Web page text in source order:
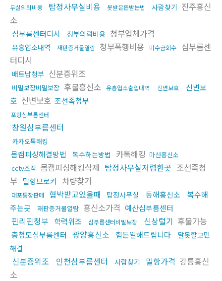
무실의뢰비용
탐정사무실비용 못받은돈받는법 사람찾기 진주흥신
소
심부름센터디시 청부의뢰비용 청부업체가격
유흥업소내역 재판증거물열람 청부폭행비용 미수금회수
심부름센
터디시
배트남청부 신분증위조
비밀보장비밀보장 후불흥신소 유흥업소출입내역 신변보호
신변보
호 신변보호 조선족청부
포항심부름센터
창원심부름센터
카카오톡해킹
몸캠피싱해결방법 복수하는방법 카톡해킹 마산흥신소
cctv조작 몸캠피싱해킹삭제 탐정사무실저렴한곳 조선족청
부 밀항브로커 차량찾기
대포통장판매 협박받고있을때 탐정사무실 동해흥신소
복수해
주는곳
재판증거물열람 흥신소가격 예산심부름센터
핀리핀청부 학력위조 심부름센터비밀보장 신상털기 후불가능
충청도심부름센터 광양흥신소 힘든일해드립니다
말못할고민
해결
신분증위조 인천심부름센터 사람찾기 밀항가격 강릉흥신
소